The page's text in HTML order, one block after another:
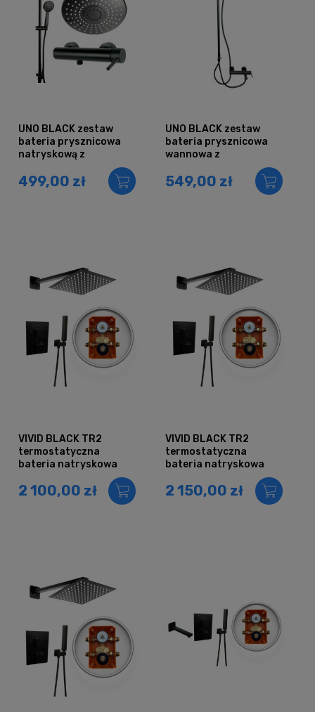
UNO BLACK zestaw
bateria prysznicowa
natryskową z
deszczownicą CZARNY
499,00 zł
UNO BLACK zestaw
bateria prysznicowa
wannowa z
deszczownicą CZARNY
549,00 zł
VIVID BLACK TR2
termostatyczna
bateria natryskowa
deszczownica Ultra
Slim 20 cm CZARNA
2 100,00 zł
VIVID BLACK TR2
termostatyczna
bateria natryskowa
deszczownica Ultra
Slim 30 cm CZARNA
2 150,00 zł